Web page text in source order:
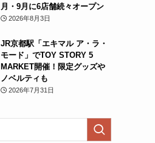
月・9月に6店舗続々オープン
2026年8月3日
JR京都駅「エキマル ア・ラ・
モード」でTOY STORY 5
MARKET開催！限定グッズや
ノベルティも
2026年7月31日